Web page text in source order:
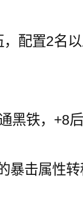
配置2名
黑铁，+8
暴击属性